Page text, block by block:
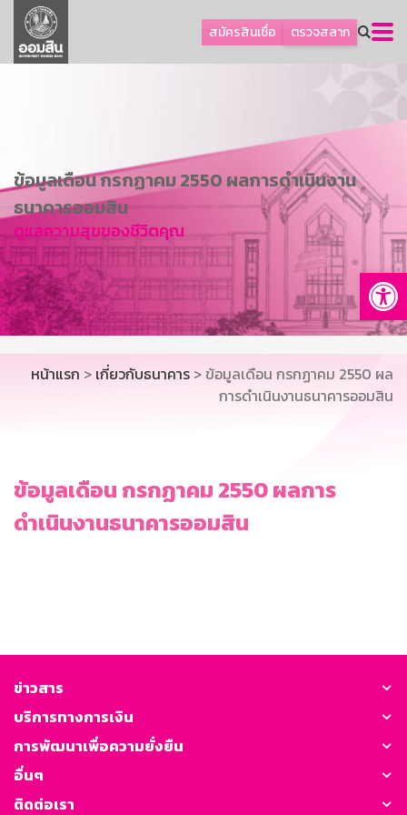
สมัครสินเชื่อ ตรวจสลาก
ลูกค้าธุรกิจ
ลูกค้าผู้ประกอบรายย่อย
การพัฒนาที่ยั่งยืน
ข่าวสาร
บริการทางการเงิน
อื่นๆ
ติดต่อเรา
บริการออนไลน์
TH
EN
GSB Society
ข้อมูลเดือน กรกฏาคม 2550 ผลการดำเนินงาน
ธนาคารออมสิน
ดูแลความสุขของชีวิตคุณ
หน้าแรก > เกี่ยวกับธนาคาร > ข้อมูลเดือน กรกฏาคม 2550 ผล
การดำเนินงานธนาคารออมสิน
ข้อมูลเดือน กรกฏาคม 2550 ผลการ
ดำเนินงานธนาคารออมสิน
ข่าวสาร
บริการทางการเงิน
การพัฒนาเพื่อความยั่งยืน
อื่นๆ
ติดต่อเรา